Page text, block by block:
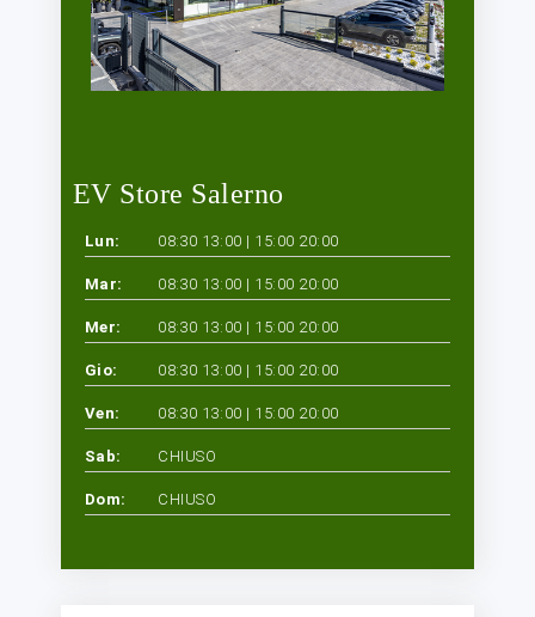
EV Store Salerno
Lun: 08:30 13:00 | 15:00 20:00
Mar: 08:30 13:00 | 15:00 20:00
Mer: 08:30 13:00 | 15:00 20:00
Gio: 08:30 13:00 | 15:00 20:00
Ven: 08:30 13:00 | 15:00 20:00
Sab: CHIUSO
Dom: CHIUSO